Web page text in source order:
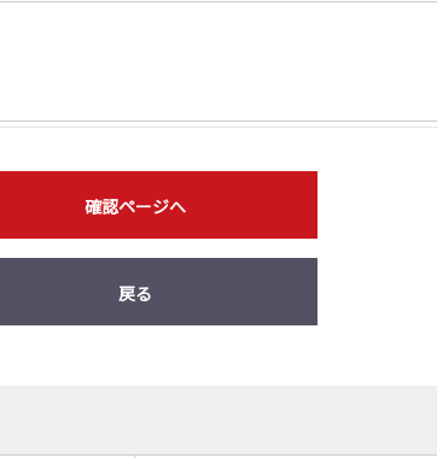
確認ページへ
戻る